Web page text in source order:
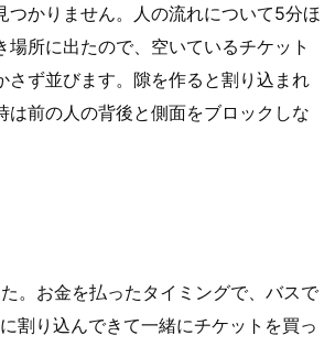
つかりません。人の流れについて5分ほ
場所に出たので、空いているチケット
さず並びます。隙を作ると割り込まれ
は前の人の背後と側面をブロックしな
。お金を払ったタイミングで、バスで
割り込んできて一緒にチケットを買っ